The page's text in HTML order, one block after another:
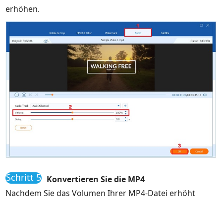
erhöhen.
Schritt 5 Konvertieren Sie die MP4
Nachdem Sie das Volumen Ihrer MP4-Datei erhöht